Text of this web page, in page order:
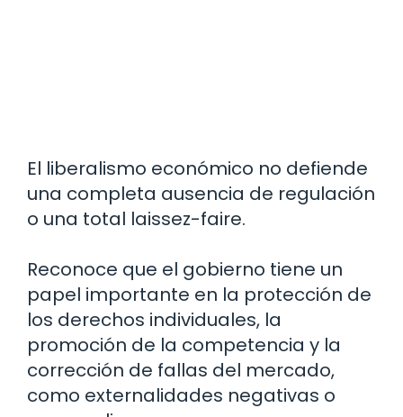
El liberalismo económico no defiende
una completa ausencia de regulación
o una total laissez-faire.
Reconoce que el gobierno tiene un
papel importante en la protección de
los derechos individuales, la
promoción de la competencia y la
corrección de fallas del mercado,
como externalidades negativas o